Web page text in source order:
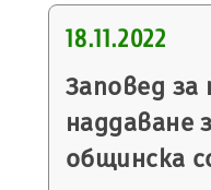
18.11.2022
Заповед
наддаване
общинска